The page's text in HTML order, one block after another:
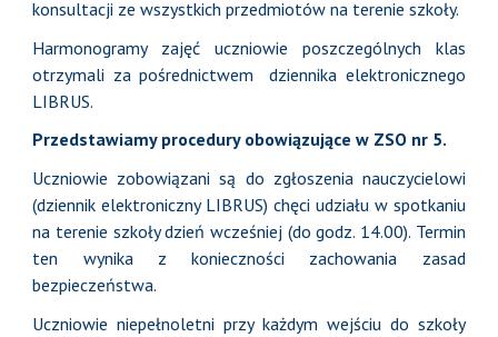
konsultacji ze wszystkich przedmiotów na terenie szkoły.
Harmonogramy zajęć uczniowie poszczególnych klas
otrzymali za pośrednictwem dziennika elektronicznego
LIBRUS.
Przedstawiamy procedury obowiązujące w ZSO nr 5.
Uczniowie zobowiązani są do zgłoszenia nauczycielowi
(dziennik elektroniczny LIBRUS) chęci udziału w spotkaniu
na terenie szkoły dzień wcześniej (do godz. 14.00). Termin
ten wynika z konieczności zachowania zasad
bezpieczeństwa.
Uczniowie niepełnoletni przy każdym wejściu do szkoły